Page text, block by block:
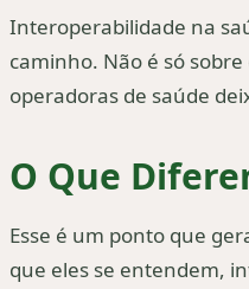
Interoperabilidade na
caminho. Não é só
operadoras de saúde
O Que
Esse é um ponto que
que eles se entendem,